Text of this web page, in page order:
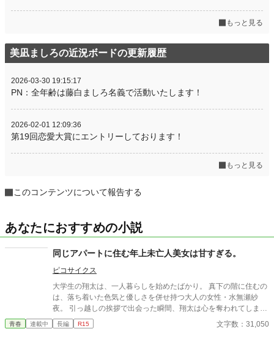
もっと見る
美凪ましろの近況ボードの更新履歴
2026-03-30 19:15:17
PN：全年齢は藤白ましろ名義で活動いたします！
2026-02-01 12:09:36
第19回恋愛大賞にエントリーしております！
もっと見る
このコンテンツについて報告する
あなたにおすすめの小説
同じアパートに住む年上未亡人美女は甘すぎる。
ピコサイクス
大学生の翔太は、一人暮らしを始めたばかり。 真下の階に住むの
は、落ち着いた色気と優しさを併せ持つ大人の女性・水無瀬紗
夜。 引っ越しの挨拶で出会った瞬間、翔太は心を奪われてしま
う。 偶然にもアルバイト先のスーパーで再会した彼女は、翔太を
すぐに採用し、温かく仕事を教えてくれる存在だった。 ある日の
青春 連載中 長編 R15 文字数：31,050